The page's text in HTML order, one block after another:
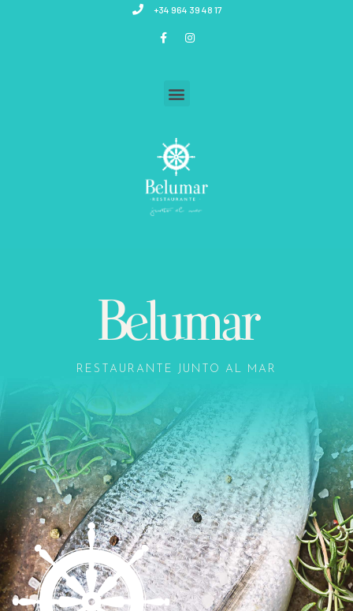
+34 964 39 48 17
Belumar
RESTAURANTE JUNTO AL MAR